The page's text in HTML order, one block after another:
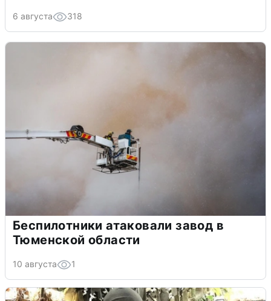
6 августа 318
Беспилотники атаковали завод в
Тюменской области
10 августа 1